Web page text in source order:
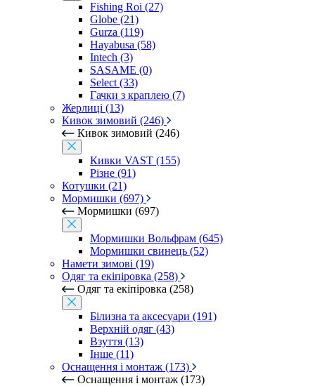
Fishing Roi (27)
Globe (21)
Gurza (119)
Hayabusa (58)
Intech (3)
SASAME (0)
Select (33)
Гачки з краплею (7)
Жерлиці (13)
Кивок зимовий (246)
Кивок зимовий (246)
Кивки VAST (155)
Різне (91)
Котушки (21)
Мормишки (697)
Мормишки (697)
Мормишки Вольфрам (645)
Мормишки свинець (52)
Намети зимові (19)
Одяг та екіпіровка (258)
Одяг та екіпіровка (258)
Білизна та аксесуари (191)
Верхній одяг (43)
Взуття (13)
Інше (11)
Оснащення і монтаж (173)
Оснащення і монтаж (173)